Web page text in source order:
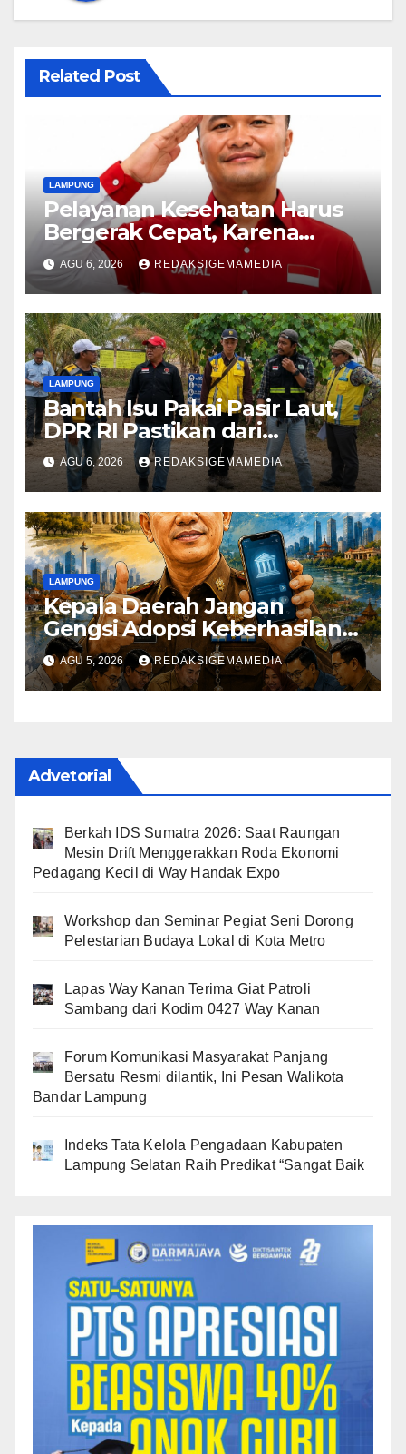
Related Post
LAMPUNG
Pelayanan Kesehatan Harus
Bergerak Cepat, Karena
Nyawa Tidak Bisa Menunggu
AGU 6, 2026 REDAKSIGEMAMEDIA
LAMPUNG
Bantah Isu Pakai Pasir Laut,
DPR RI Pastikan dari
Penambang Resmi
AGU 6, 2026 REDAKSIGEMAMEDIA
LAMPUNG
Kepala Daerah Jangan
Gengsi Adopsi Keberhasilan
Daerah Lain
AGU 5, 2026 REDAKSIGEMAMEDIA
Advetorial
Berkah IDS Sumatra 2026: Saat Raungan
Mesin Drift Menggerakkan Roda Ekonomi
Pedagang Kecil di Way Handak Expo
Workshop dan Seminar Pegiat Seni Dorong
Pelestarian Budaya Lokal di Kota Metro
Lapas Way Kanan Terima Giat Patroli
Sambang dari Kodim 0427 Way Kanan
Forum Komunikasi Masyarakat Panjang
Bersatu Resmi dilantik, Ini Pesan Walikota
Bandar Lampung
Indeks Tata Kelola Pengadaan Kabupaten
Lampung Selatan Raih Predikat “Sangat Baik